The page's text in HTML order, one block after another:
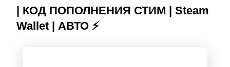
| КОД ПОПОЛНЕНИЯ СТИМ | Steam
Wallet | АВТО ⚡